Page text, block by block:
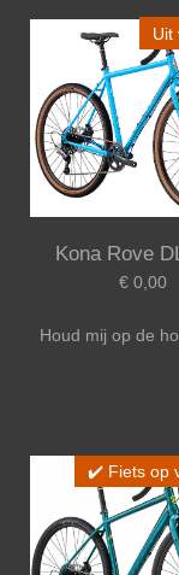
Uit
Kona Rove
€ 0,00
Houd mij op de
✔️ Fiets op